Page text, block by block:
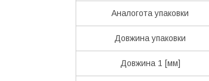
Аналогота упаковки
Довжина упаковки
Довжина 1 [мм]